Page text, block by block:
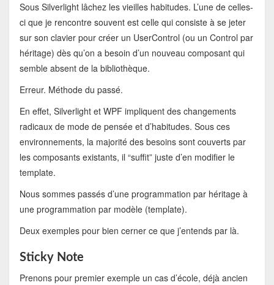
Sous Silverlight lâchez les vieilles habitudes. L’une de celles-
ci que je rencontre souvent est celle qui consiste à se jeter
sur son clavier pour créer un UserControl (ou un Control par
héritage) dès qu’on a besoin d’un nouveau composant qui
semble absent de la bibliothèque.
Erreur. Méthode du passé.
En effet, Silverlight et WPF impliquent des changements
radicaux de mode de pensée et d’habitudes. Sous ces
environnements, la majorité des besoins sont couverts par
les composants existants, il “suffit” juste d’en modifier le
template.
Nous sommes passés d’une programmation par héritage à
une programmation par modèle (template).
Deux exemples pour bien cerner ce que j’entends par là.
Sticky Note
Prenons pour premier exemple un cas d’école, déjà ancien